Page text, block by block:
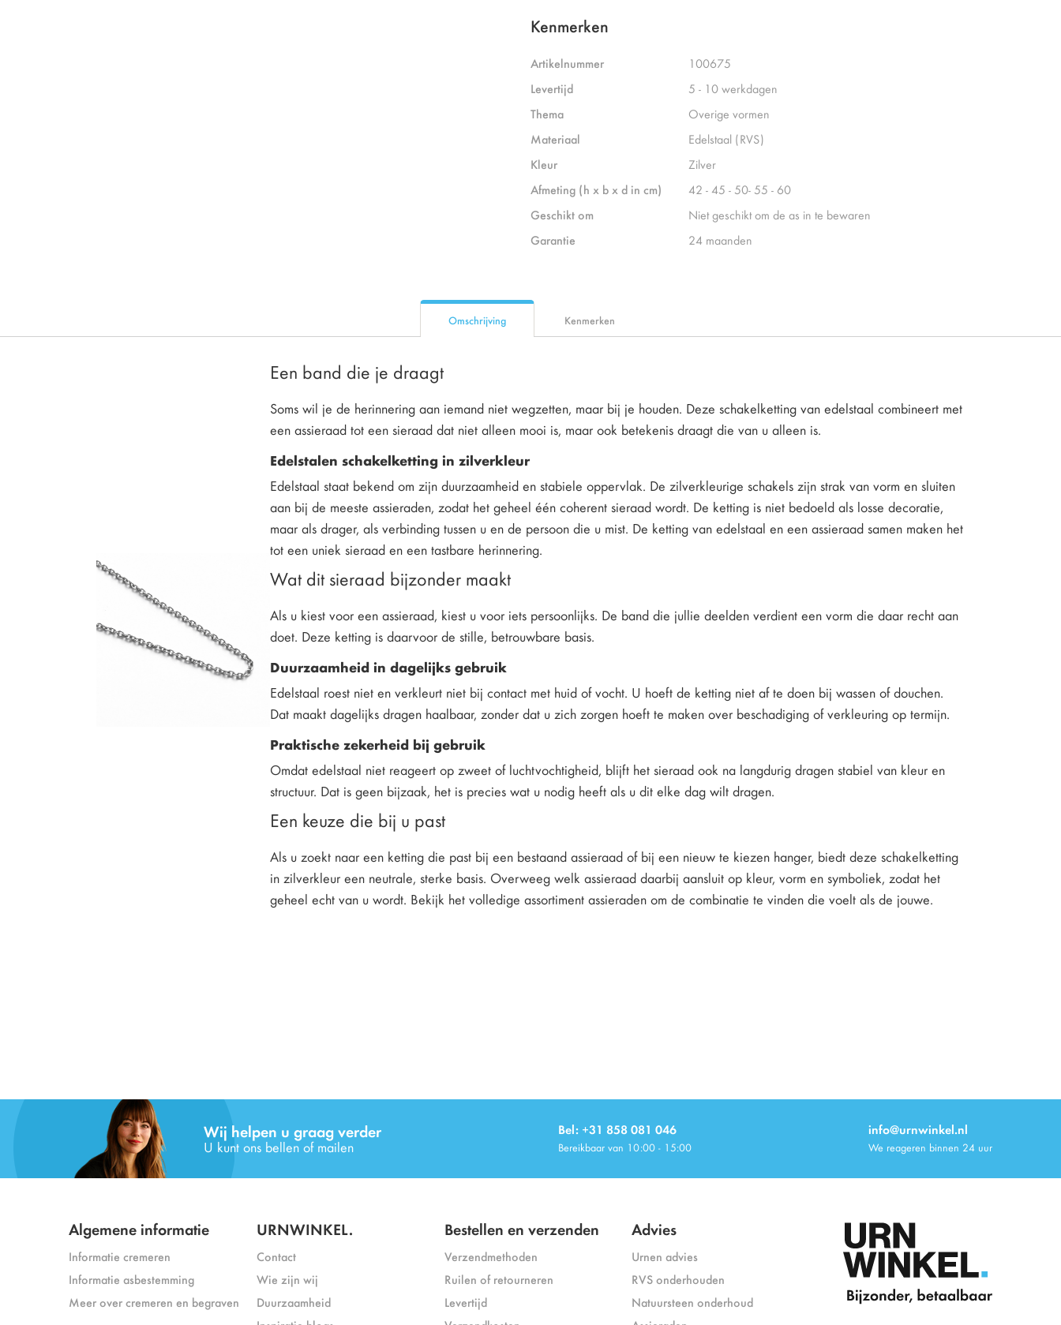
Kenmerken
Artikelnummer
100675
Levertijd
5 - 10 werkdagen
Thema
Overige vormen
Materiaal
Edelstaal (RVS)
Kleur
Zilver
Afmeting (h x b x d in cm)
42 - 45 - 50- 55 - 60
Geschikt om
Niet geschikt om de as in te bewaren
Garantie
24 maanden
Omschrijving
Een band die je draagt
Soms wil je de herinnering aan iemand niet wegzetten, maar bij je houden. Deze schakelketting van edelstaal combineert met
een assieraad tot een sieraad dat niet alleen mooi is, maar ook betekenis draagt die van u alleen is.
Edelstalen schakelketting in zilverkleur
Edelstaal staat bekend om zijn duurzaamheid en stabiele oppervlak. De zilverkleurige schakels zijn strak van vorm en sluiten
aan bij de meeste assieraden, zodat het geheel één coherent sieraad wordt. De ketting is niet bedoeld als losse decoratie,
maar als drager, als verbinding tussen u en de persoon die u mist. De ketting van edelstaal en een assieraad samen maken het
tot een uniek sieraad en een tastbare herinnering.
Wat dit sieraad bijzonder maakt
Als u kiest voor een assieraad, kiest u voor iets persoonlijks. De band die jullie deelden verdient een vorm die daar recht aan
doet. Deze ketting is daarvoor de stille, betrouwbare basis.
Duurzaamheid in dagelijks gebruik
Edelstaal roest niet en verkleurt niet bij contact met huid of vocht. U hoeft de ketting niet af te doen bij wassen of douchen.
Dat maakt dagelijks dragen haalbaar, zonder dat u zich zorgen hoeft te maken over beschadiging of verkleuring op termijn.
Praktische zekerheid bij gebruik
Omdat edelstaal niet reageert op zweet of luchtvochtigheid, blijft het sieraad ook na langdurig dragen stabiel van kleur en
structuur. Dat is geen bijzaak, het is precies wat u nodig heeft als u dit elke dag wilt dragen.
Een keuze die bij u past
Als u zoekt naar een ketting die past bij een bestaand assieraad of bij een nieuw te kiezen hanger, biedt deze schakelketting
in zilverkleur een neutrale, sterke basis. Overweeg welk assieraad daarbij aansluit op kleur, vorm en symboliek, zodat het
geheel echt van u wordt. Bekijk het volledige assortiment assieraden om de combinatie te vinden die voelt als de jouwe.
Kenmerken
Wij helpen u graag verder
U kunt ons bellen of mailen
Bel: +31 858 081 046
Bereikbaar van 10:00 - 15:00
info@urnwinkel.nl
We reageren binnen 24 uur
Algemene informatie
Informatie cremeren
Informatie asbestemming
Meer over cremeren en begraven
URNWINKEL.
Contact
Wie zijn wij
Duurzaamheid
Bestellen en verzenden
Verzendmethoden
Ruilen of retourneren
Levertijd
Advies
Urnen advies
RVS onderhouden
Natuursteen onderhoud